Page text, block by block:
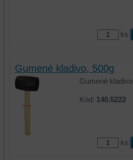
ks
Gumené kladivo, 500g
Gumené
Kód: 140.5222
ks
z
prehliadania
a
zabezpečenia.
prehliadania,
ukladať
niektoré
z
bez